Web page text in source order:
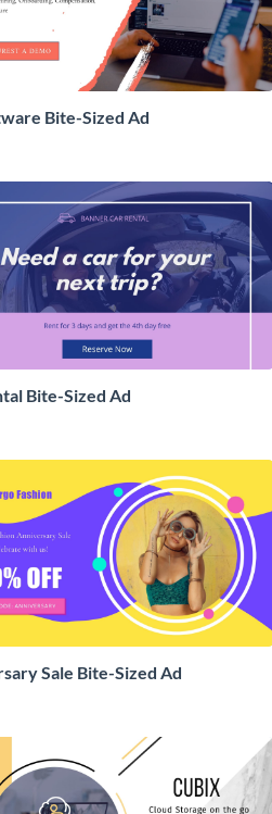
Bite-Sized Ad
Bite-Sized Ad
Sale Bite-Sized Ad